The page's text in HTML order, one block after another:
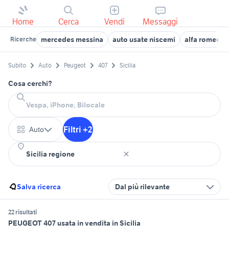
Home Cerca Vendi Messaggi
Ricerche mercedes messina auto usate niscemi alfa romeo
Subito Auto Peugeot 407 Sicilia
Cosa cerchi?
Auto Filtri +2
Salva ricerca Dal più rilevante
22 risultati
PEUGEOT 407 usata in vendita in Sicilia